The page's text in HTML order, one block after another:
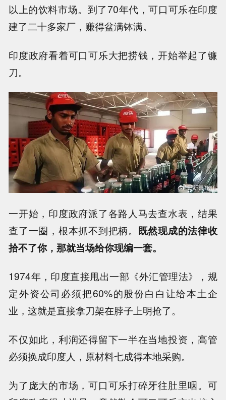
以上的饮料市场。到了70年代，可口可乐在印度
建了二十多家厂，赚得盆满钵满。
印度政府看着可口可乐大把捞钱，开始举起了镰
刀。
一开始，印度政府派了各路人马去查水表，结果
查了一圈，根本抓不到把柄。 既然现成的法律收
拾不了你，那就当场给你现编一套。
1974年，印度直接甩出一部《外汇管理法》，规
定外资公司必须把60%的股份白白让给本土企
业，这就是直接拿刀架在脖子上明抢了。
不仅如此，利润还得留下一半在当地投资，高管
必须换成印度人，原材料七成得本地采购。
为了庞大的市场，可口可乐打碎牙往肚里咽。可